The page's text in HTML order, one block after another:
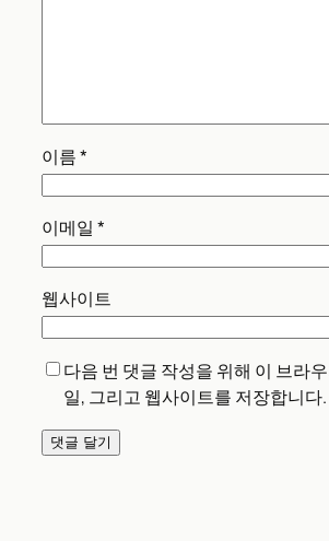
이름*
이메일 *
웹사이트
다음 번 댓글 작성을 위해 이 브라
일, 그리고 웹사이트를 저장합니다.